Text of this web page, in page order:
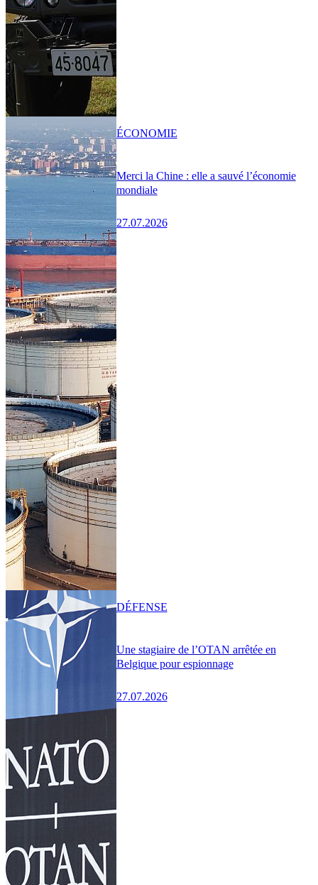
Merci la Chine : elle a sauvé l’économie
mondiale
27.07.2026
ÉCONOMIE
Une stagiaire de l’OTAN arrêtée en
Belgique pour espionnage
27.07.2026
DÉFENSE